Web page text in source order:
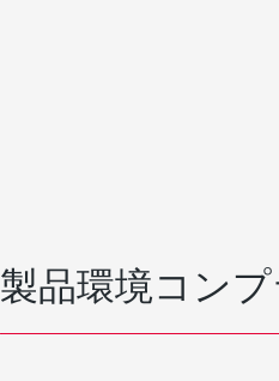
製品環境コン